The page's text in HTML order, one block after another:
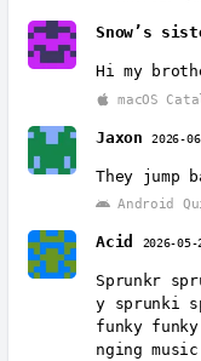
Snow’s
Hi my
macOS
Jaxon 2026-
They jump
Android
Acid 2026-05-
Sprunkr
y sprunki
funky
nging